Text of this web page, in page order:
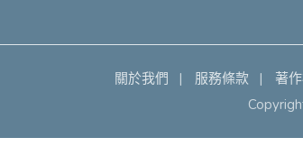
關於我們 服務條款 著